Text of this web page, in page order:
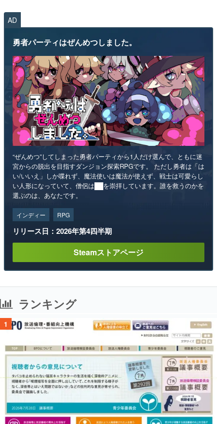
AD
勇者パーティはぜんめつしました。
“ぜんめつ”してしまった勇者パーティから1人だけ選んで、ともに迷
宮からの脱出を目指すダンジョン探索RPGです。 ただし勇者は「は
い/いいえ」しか喋れず、魔法使いは魔法が使えず、戦士は可愛らし
い人形になっていて、僧侶は██を崇拝しています。誰を救うのかを
選ぶのは、あなたです。
インディー RPG
リリース日：2026年第4四半期
Steamストアページ
ランキング
1